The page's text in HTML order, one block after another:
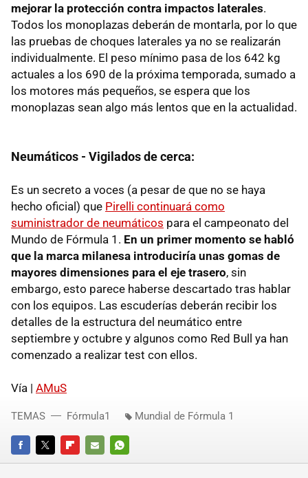
mejorar la protección contra impactos laterales.
Todos los monoplazas deberán de montarla, por lo que
las pruebas de choques laterales ya no se realizarán
individualmente. El peso mínimo pasa de los 642 kg
actuales a los 690 de la próxima temporada, sumado a
los motores más pequeños, se espera que los
monoplazas sean algo más lentos que en la actualidad.
Neumáticos - Vigilados de cerca:
Es un secreto a voces (a pesar de que no se haya
hecho oficial) que Pirelli continuará como
suministrador de neumáticos para el campeonato del
Mundo de Fórmula 1. En un primer momento se habló
que la marca milanesa introduciría unas gomas de
mayores dimensiones para el eje trasero, sin
embargo, esto parece haberse descartado tras hablar
con los equipos. Las escuderías deberán recibir los
detalles de la estructura del neumático entre
septiembre y octubre y algunos como Red Bull ya han
comenzado a realizar test con ellos.
Vía | AMuS
FACEBOOKTWITTERFLIPBOARD
E-
WHATSAPP
TEMAS Fórmula1 Mundial de Fórmula 1